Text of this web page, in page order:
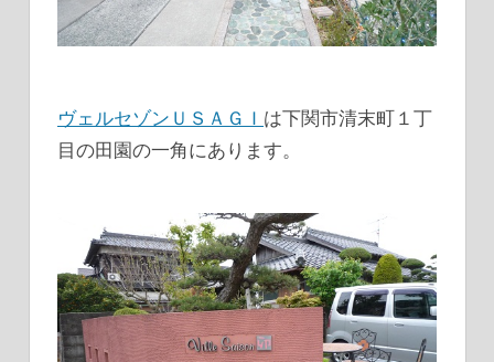
ヴェルセゾンＵＳＡＧＩ は下関市清末町１丁
目の田園の一角にあります。